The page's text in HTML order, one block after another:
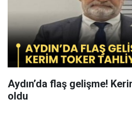
Aydın’da flaş gelişme! Kerim Toker tahliye
oldu